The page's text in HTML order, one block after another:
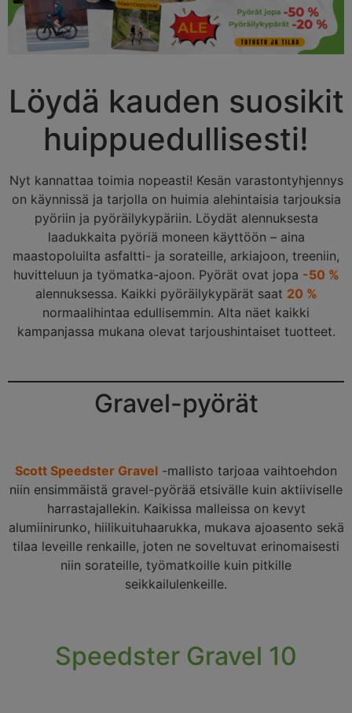
Löydä kauden suosikit
huippuedullisesti!
Nyt kannattaa toimia nopeasti! Kesän varastontyhjennys
on käynnissä ja tarjolla on huimia alehintaisia tarjouksia
pyöriin ja pyöräilykypäriin. Löydät alennuksesta
laadukkaita pyöriä moneen käyttöön – aina
maastopoluilta asfaltti- ja sorateille, arkiajoon, treeniin,
huvitteluun ja työmatka-ajoon. Pyörät ovat jopa -50 %
alennuksessa. Kaikki pyöräilykypärät saat 20 %
normaalihintaa edullisemmin. Alta näet kaikki
kampanjassa mukana olevat tarjoushintaiset tuotteet.
Gravel-pyörät
Scott Speedster Gravel -mallisto tarjoaa vaihtoehdon
niin ensimmäistä gravel-pyörää etsivälle kuin aktiiviselle
harrastajallekin. Kaikissa malleissa on kevyt
alumiinirunko, hiilikuituhaarukka, mukava ajoasento sekä
tilaa leveille renkaille, joten ne soveltuvat erinomaisesti
niin sorateille, työmatkoille kuin pitkille
seikkailulenkeille.
Speedster Gravel 10